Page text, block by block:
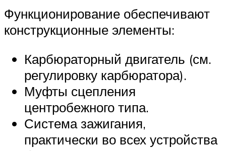
Функционирование обеспечивают
конструкционные элементы:
Карбюраторный двигатель (см.
регулировку карбюратора).
Муфты сцепления
центробежного типа.
Система зажигания,
практически во всех устройства